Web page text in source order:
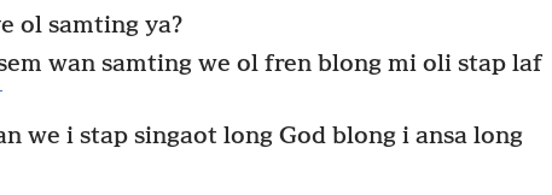
ol samting ya?
wan samting we ol fren blong mi oli stap laf
we i stap singaot long God blong i ansa long